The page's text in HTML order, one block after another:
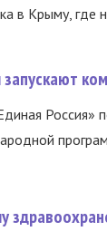
в Крыму, где
запускают
Россия»